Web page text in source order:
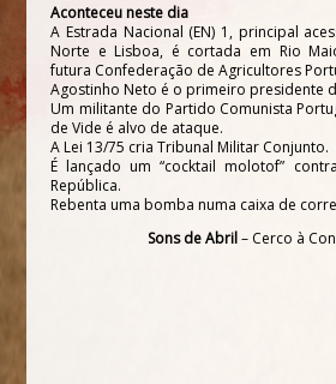
Aconteceu neste dia
A Estrada Nacional (EN) 1, principal
Norte e Lisboa, é cortada em Rio
futura Confederação de Agricultores
Agostinho Neto é o primeiro presidente
Um militante do Partido Comunista
de Vide é alvo de ataque.
A Lei 13/75 cria Tribunal Militar Conjunto.
É lançado um “cocktail molotof”
República.
Rebenta uma bomba numa caixa de
Sons de Abril– Cerco à